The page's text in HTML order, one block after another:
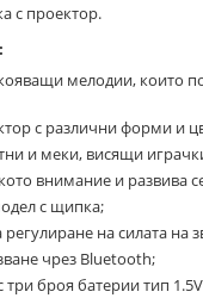
с проектор.
мелодии, които
с различни форми и
и меки, висящи
внимание и развива
с щипка;
на силата на
чрез Bluetooth;
броя батерии тип 1.5V